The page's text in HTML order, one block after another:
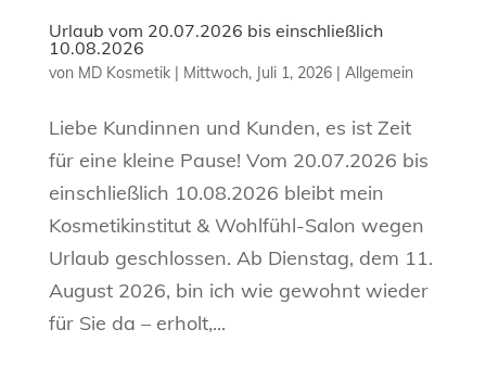
Urlaub vom 20.07.2026 bis einschließlich
10.08.2026
von MD Kosmetik| Mittwoch, Juli 1, 2026| Allgemein
Liebe Kundinnen und Kunden, es ist Zeit
für eine kleine Pause! Vom 20.07.2026 bis
einschließlich 10.08.2026 bleibt mein
Kosmetikinstitut & Wohlfühl-Salon wegen
Urlaub geschlossen. Ab Dienstag, dem 11.
August 2026, bin ich wie gewohnt wieder
für Sie da – erholt,...